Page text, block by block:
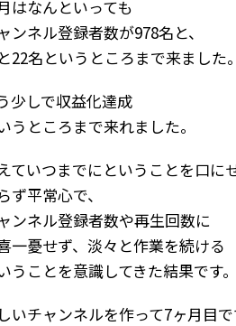
はなんといっても
ンネル登録者数が978名と、
22名というところまで来ました。
少しで収益化達成
うところまで来れました。
ていつまでにということを口にせ
ず平常心で、
ンネル登録者数や再生回数に
一憂せず、淡々と作業を続ける
うことを意識してきた結果です。
いチャンネルを作って7ヶ月目で